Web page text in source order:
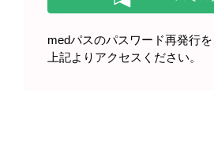
medパスのパスワード再発行
上記よりアクセスください。